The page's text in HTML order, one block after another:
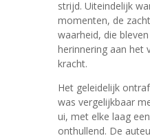
strijd. Uiteindelijk
momenten, de
waarheid, die
herinnering aan het
kracht.
Het geleidelijk
was vergelijkbaar
ui, met elke laag
onthullend. De